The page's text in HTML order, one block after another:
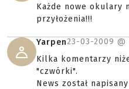
Każde nowe okulary
przyłożenia!!!
Yarpen23-03-2009 @
Kilka komentarzy
"czwórki".
News został